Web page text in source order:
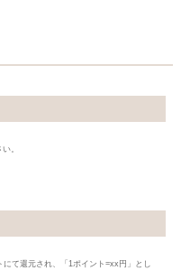
。
て還元され、「1ポイント=xx円」とし